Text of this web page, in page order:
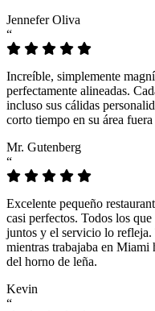
Jennefer Oliva
“
Increíble, simplemente
perfectamente alineadas.
incluso sus cálidas
corto tiempo en su área
Mr. Gutenberg
“
Excelente pequeño
casi perfectos. Todos los
juntos y el servicio lo
mientras trabajaba en Miami
del horno de leña.
Kevin
“